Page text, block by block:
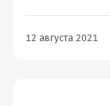
12 августа 2021